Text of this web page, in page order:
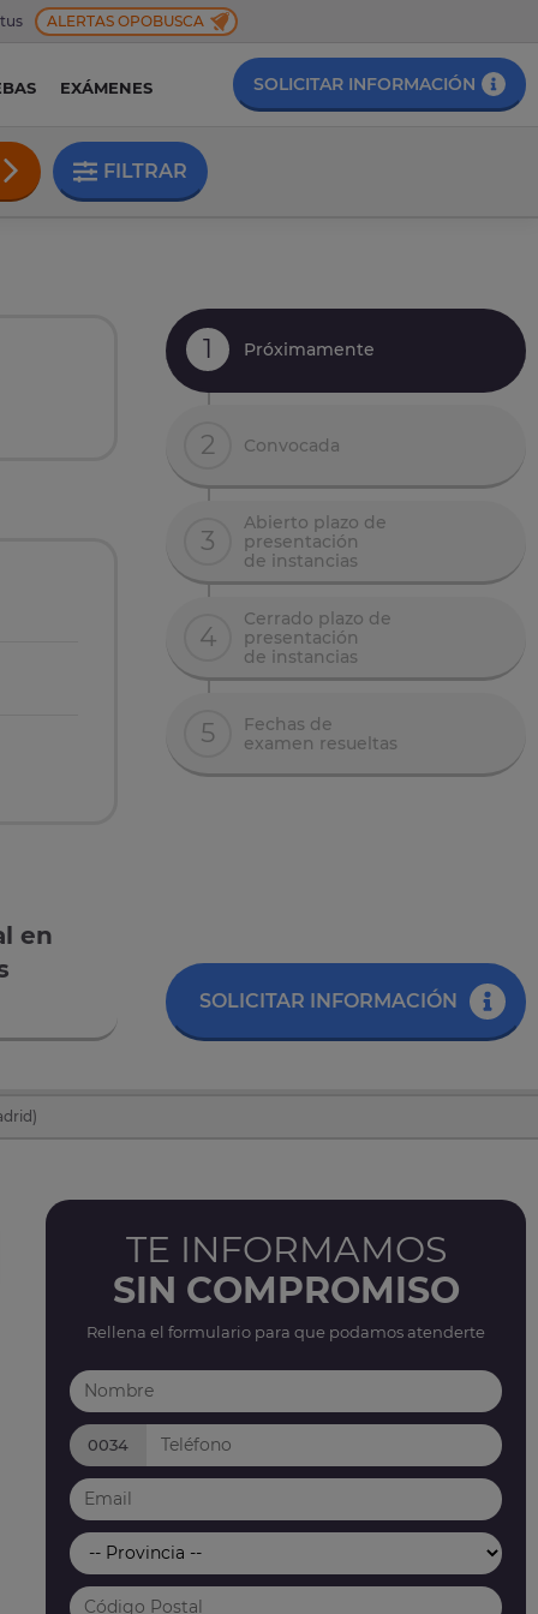
ALERTAS OPOBUSCA
EXÁMENES SOLICITAR INFORMACIÓN
FILTRAR
en
1 Próximamente
2 Convocada
3
Abierto plazo de
presentación
de instancias
4
Cerrado plazo de
presentación
de instancias
5
Fechas de
examen resueltas
SOLICITAR INFORMACIÓN
TE INFORMAMOS
SIN COMPROMISO
Rellena el formulario para que podamos atenderte
0034